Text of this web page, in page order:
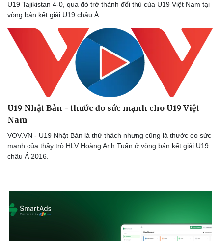
U19 Tajikistan 4-0, qua đó trở thành đối thủ của U19 Việt Nam tại
vòng bán kết giải U19 châu Á.
U19 Nhật Bản - thước đo sức mạnh cho U19 Việt
Nam
VOV.VN - U19 Nhật Bản là thử thách nhưng cũng là thước đo sức
mạnh của thầy trò HLV Hoàng Anh Tuấn ở vòng bán kết giải U19
châu Á 2016.